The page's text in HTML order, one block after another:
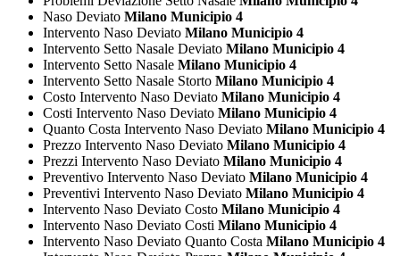
Naso Deviato Milano Municipio 4
Intervento Naso Deviato Milano Municipio 4
Intervento Setto Nasale Deviato Milano Municipio 4
Intervento Setto Nasale Milano Municipio 4
Intervento Setto Nasale Storto Milano Municipio 4
Costo Intervento Naso Deviato Milano Municipio 4
Costi Intervento Naso Deviato Milano Municipio 4
Quanto Costa Intervento Naso Deviato Milano Municipio 4
Prezzo Intervento Naso Deviato Milano Municipio 4
Prezzi Intervento Naso Deviato Milano Municipio 4
Preventivo Intervento Naso Deviato Milano Municipio 4
Preventivi Intervento Naso Deviato Milano Municipio 4
Intervento Naso Deviato Costo Milano Municipio 4
Intervento Naso Deviato Costi Milano Municipio 4
Intervento Naso Deviato Quanto Costa Milano Municipio 4